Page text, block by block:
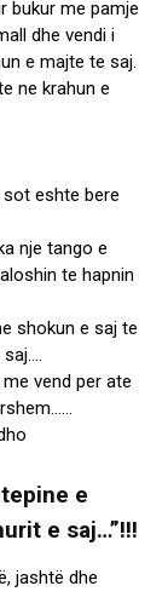
bukur me pamje
dhe vendi i
e majte te saj.
ne krahun e
sot eshte bere
nje tango e
te hapnin
shokun e saj te
vend per ate
e
e saj…”!!!